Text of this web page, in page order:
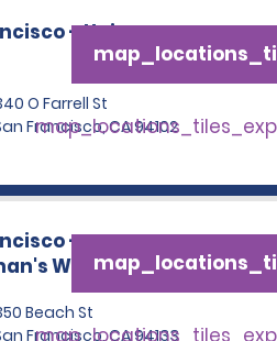
– Union
O Farrell St
Francisco, CA 94102
–
Wharf
Beach St
Francisco, CA 94133